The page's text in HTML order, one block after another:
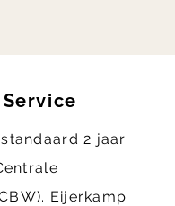
2 jaar
Eijerkamp